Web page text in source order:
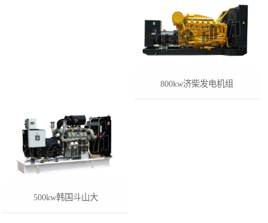
800kw济柴发电机组
500kw韩国斗山大